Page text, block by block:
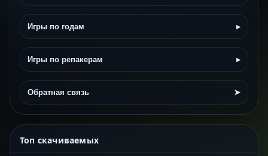
Игры по годам ▸
Игры по репакерам ▸
Обратная связь ➤
Топ скачиваемых